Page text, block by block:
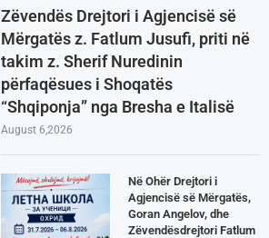
Zëvendës Drejtori i Agjencisë së
Mërgatës z. Fatlum Jusufi, priti në
takim z. Sherif Nuredinin
përfaqësues i Shoqatës
“Shqiponja” nga Bresha e Italisë
August 6,2026
Në Ohër Drejtori i
Agjencisë së Mërgatës,
Goran Angelov, dhe
Zëvendësdrejtori Fatlum